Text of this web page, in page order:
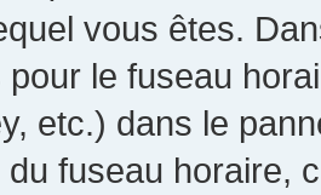
vous êtes.
pour le fuseau
etc.) dans le
fuseau horaire,